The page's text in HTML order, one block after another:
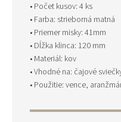
• Počet kusov: 4 ks
• Farba: strieborná matná
• Priemer misky: 41mm
• Dĺžka klinca: 120 mm
• Materiál: kov
• Vhodné na: čajové
• Použitie: vence,